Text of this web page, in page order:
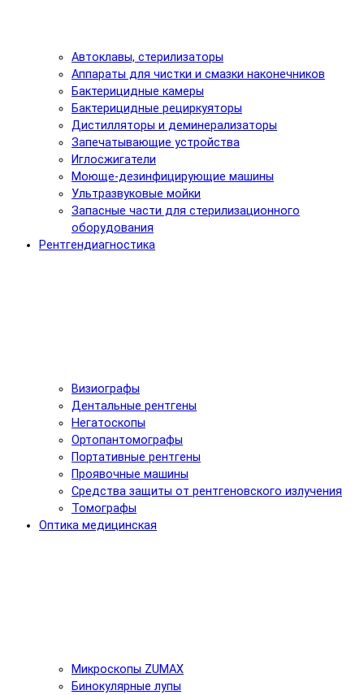
Автоклавы, стерилизаторы
Аппараты для чистки и смазки наконечников
Бактерицидные камеры
Бактерицидные рециркуяторы
Дистилляторы и деминерализаторы
Запечатывающие устройства
Иглосжигатели
Моюще-дезинфицирующие машины
Ультразвуковые мойки
Запасные части для стерилизационного
оборудования
Рентгендиагностика
Визиографы
Дентальные рентгены
Негатоскопы
Ортопантомографы
Портативные рентгены
Проявочные машины
Средства защиты от рентгеновского излучения
Томографы
Оптика медицинская
Микроскопы ZUMAX
Бинокулярные лупы